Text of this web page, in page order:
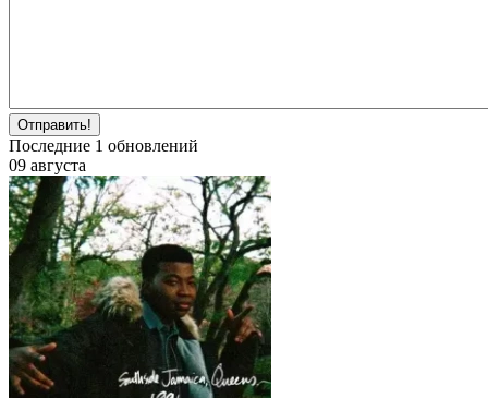
Отправить!
Последние 1 обновлений
09 августа